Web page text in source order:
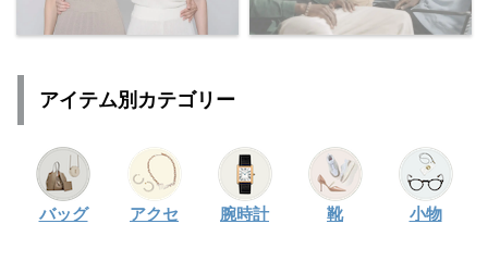
【よく検索されてる女性芸能人】
・
広瀬すず
川口春奈
・ 石原さとみ
・広瀬アリス
アイテム別カテゴリー
バッグ アクセ 腕時計 靴 小物